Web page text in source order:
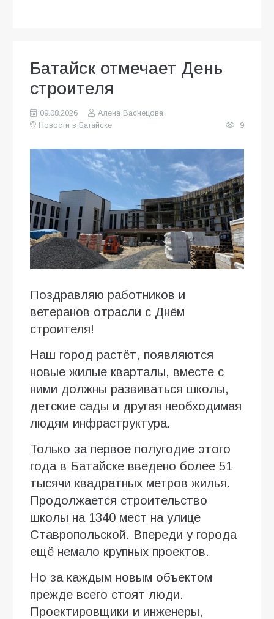
Батайск отмечает День
строителя
09.08.2026
Алена Васнецова
Новости в Батайске
9
Поздравляю работников и
ветеранов отрасли с Днём
строителя!
Наш город растёт, появляются
новые жилые кварталы, вместе с
ними должны развиваться школы,
детские сады и другая необходимая
людям инфраструктура.
Только за первое полугодие этого
года в Батайске введено более 51
тысячи квадратных метров жилья.
Продолжается строительство
школы на 1340 мест на улице
Ставропольской. Впереди у города
ещё немало крупных проектов.
Но за каждым новым объектом
прежде всего стоят люди.
Проектировщики и инженеры,